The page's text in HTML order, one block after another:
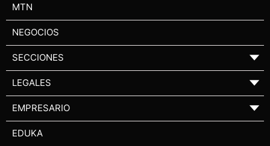
MTN
NEGOCIOS
SECCIONES ▼
LEGALES ▼
EMPRESARIO ▼
EDUKA